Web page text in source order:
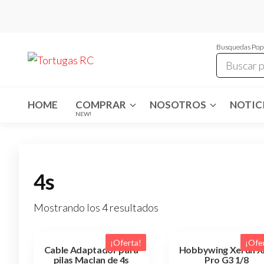
Busquedas
HOME COMPRAR
NEW!
NOSOTROS
4s
Mostrando los 4 resultados
¡Oferta!
Cable Adaptador para
pilas Maclan de 4s
Hobbywing Xerun
Pro G3 1/8